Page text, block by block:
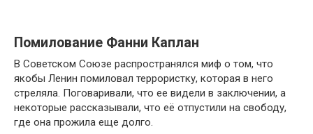
Помилование Фанни Каплан
В Советском Союзе распространялся миф о том, что
якобы Ленин помиловал террористку, которая в него
стреляла. Поговаривали, что ее видели в заключении, а
некоторые рассказывали, что её отпустили на свободу,
где она прожила еще долго.